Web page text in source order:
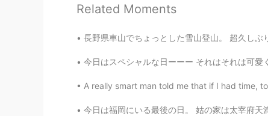
JP EN
Yeah I fell like I’m in a zombie
EN JP
Related Moments
長野県車山でちょっとした雪山登山。 超久しぶりですが、とても楽しかったてます。
今日はスペシャルな日ーーー それはそれは可愛くてしょうがない 弟分の二十歳の誕生
A really smart man told me that if I had time,
今日は福岡にいる最後の日。 姑の家は太宰府天満宮の近くにあるから、朝は奥さんが忙し